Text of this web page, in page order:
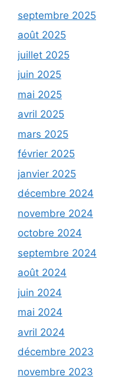
septembre 2025
août 2025
juillet 2025
juin 2025
mai 2025
avril 2025
mars 2025
février 2025
janvier 2025
décembre 2024
novembre 2024
octobre 2024
septembre 2024
août 2024
juin 2024
mai 2024
avril 2024
décembre 2023
novembre 2023